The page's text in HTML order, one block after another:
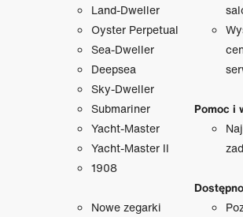
Land-Dweller
Oyster Perpetual
Sea-Dweller
Deepsea
Sky-Dweller
Submariner
Yacht-Master
Yacht-Master II
1908
Nowe zegarki
Pomoc i